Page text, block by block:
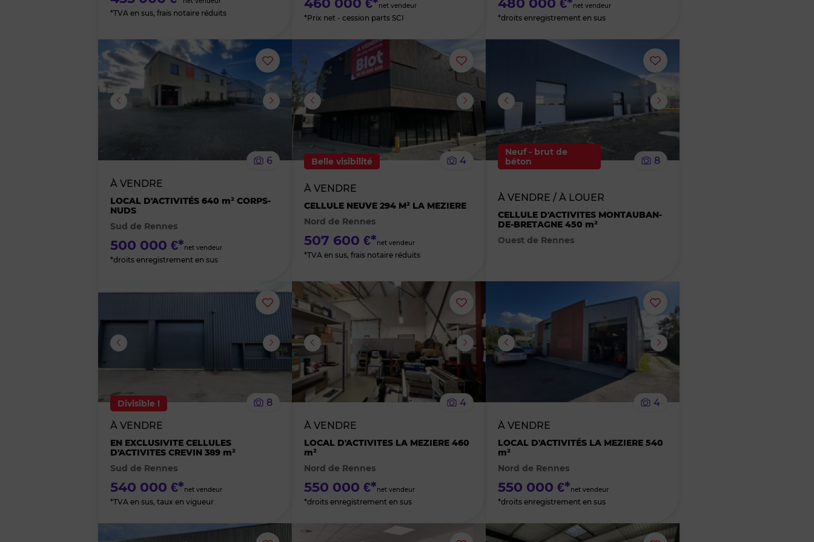
*TVA en sus, frais notaire réduits
460 000 €*net vendeur
*Prix net - cession parts SCI
480 000 €*net vendeur
*droits enregistrement en sus
Ajouter
ou
supprimer
favoris
6
À VENDRE
LOCAL D'ACTIVITÉS 640 m² CORPS-
NUDS
Sud de Rennes
500 000 €*net vendeur
*droits enregistrement en sus
Ajouter
ou
supprimer
le
favoris
Belle visibilité 4
À VENDRE
CELLULE NEUVE 294 M² LA MEZIERE
Nord de Rennes
507 600 €*net vendeur
*TVA en sus, frais notaire réduits
Ajouter
Neuf - brut de
béton
8
À VENDRE / À LOUER
CELLULE D'ACTIVITES MONTAUBAN-
DE-BRETAGNE 450 m²
Ouest de Rennes
Ajouter
ou
supprimer
favoris
Divisible !
8
À VENDRE
EN EXCLUSIVITE CELLULES
D'ACTIVITES CREVIN 389 m²
Sud de Rennes
540 000 €*net vendeur
*TVA en sus, taux en vigueur
Ajouter
ou
supprimer
des
favoris
4
À VENDRE
LOCAL D'ACTIVITES LA MEZIERE 460
m²
Nord de Rennes
550 000 €*net vendeur
*droits enregistrement en sus
Ajouter
ou
supprimer
des
4
À VENDRE
LOCAL D'ACTIVITÉS LA MEZIERE 540
m²
Nord de Rennes
550 000 €*net vendeur
*droits enregistrement en sus